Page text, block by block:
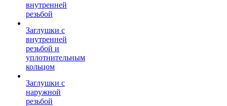
внутренней
резьбой
Заглушки с
внутренней
резьбой и
уплотнительным
кольцом
Заглушки с
наружной
резьбой